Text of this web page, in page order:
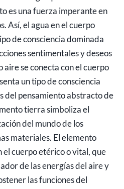
es una fuerza imperante en
Así, el agua en el cuerpo
de consciencia dominada
sentimentales y deseos
aire se conecta con el cuerpo
un tipo de consciencia
del pensamiento abstracto de
tierra simboliza el
del mundo de los
materiales. El elemento
el cuerpo etérico o vital, que
de las energías del aire y
las funciones del